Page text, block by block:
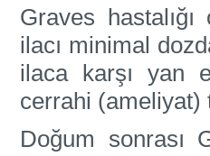
Graves
ilacı minimal
ilaca karşı yan
cerrahi (ameliyat)
Doğum sonrası